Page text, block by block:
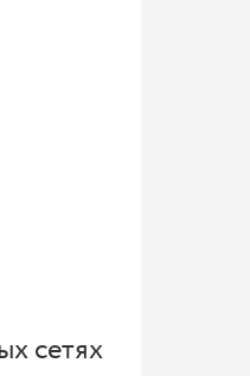
сетях